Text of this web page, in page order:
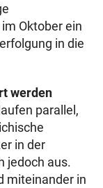
Oktober ein
in die
werden
parallel,
in der
jedoch aus.
miteinander in